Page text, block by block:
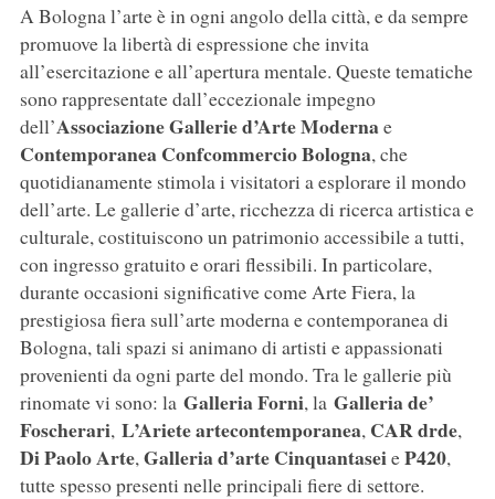
A Bologna l’arte è in ogni angolo della città, e da sempre
promuove la libertà di espressione che invita
all’esercitazione e all’apertura mentale. Queste tematiche
sono rappresentate dall’eccezionale impegno
dell’AssociazioneGalleried’ArteModernae
ContemporaneaConfcommercioBologna, che
quotidianamente stimola i visitatori a esplorare il mondo
dell’arte. Le gallerie d’arte, ricchezza di ricerca artistica e
culturale, costituiscono un patrimonio accessibile a tutti,
con ingresso gratuito e orari flessibili. In particolare,
durante occasioni significative come Arte Fiera, la
prestigiosa fiera sull’arte moderna e contemporanea di
Bologna, tali spazi si animano di artisti e appassionati
provenienti da ogni parte del mondo. Tra le gallerie più
rinomate vi sono: la Galleria Forni, la Galleria de’
Foscherari, L’Arieteartecontemporanea, CARdrde,
DiPaoloArte, Galleriad’arteCinquantaseieP420,
tutte spesso presenti nelle principali fiere di settore.